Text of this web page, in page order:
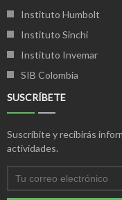
Instituto Humbolt
Instituto Sinchi
Instituto Invemar
SIB Colombia
SUSCRÍBETE
Suscríbite y recibirás
actividades.